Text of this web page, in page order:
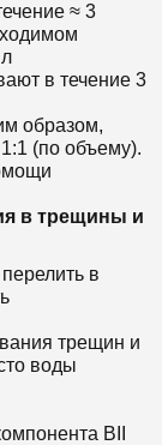
≈ 3
в течение 3
образом,
(по объему).
в трещины и
в
трещин и
воды
BII